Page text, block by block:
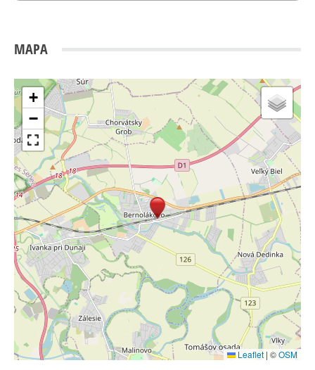
MAPA
+
−
Leaflet | ©OSM